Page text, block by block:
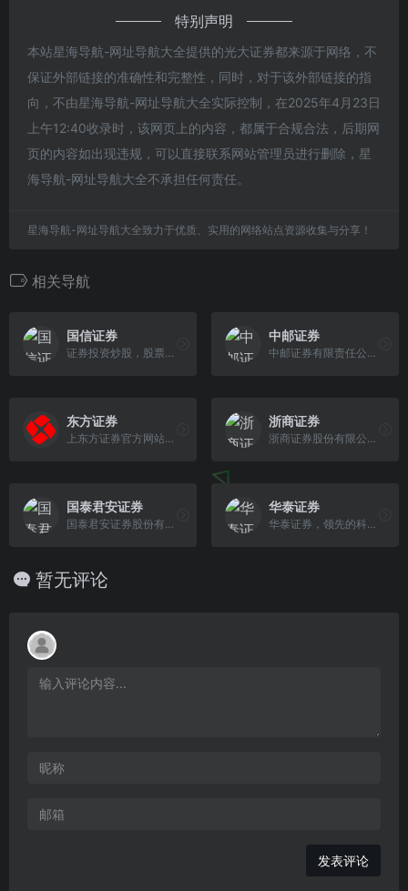
特别声明
本站星海导航-网址导航大全提供的光大证券都来源于网络，不
保证外部链接的准确性和完整性，同时，对于该外部链接的指
向，不由星海导航-网址导航大全实际控制，在2025年4月23日
上午12:40收录时，该网页上的内容，都属于合规合法，后期网
页的内容如出现违规，可以直接联系网站管理员进行删除，星
海导航-网址导航大全不承担任何责任。
星海导航-网址导航大全致力于优质、实用的网络站点资源收集与分享！
相关导航
国信证券
证券投资炒股，股票开户，就选国信证券！经过20多年的发展，国信证券已成长为全国性大型综合类证券公司：截至2021年末，注册资本96亿元；员工总数超过1.2万人；在全国118个城市和地区共设 有58家分公司、184家营业部。公司2021年实现净利润超过100亿元，客户群体超过1200万人；累计完成IPO项目排名行业第一
中邮证券
中邮证券有限责任公司于2002年9月经中国证券监督管理委员会批准设立，公司注册资本50.6亿元人民币。
东方证券
上东方证券官方网站，东方证券公司为投资者提供各种专业的投资管理服务。查看股票行情、证券股票软件下载、股票网上交易、手机网上开户等，请登录东方证券官 方网站。
浙商证券
浙商证券股份有限公司(ZHESHANG SECURITIES CO.,LTD.)是经中国证监会批准成立的综合性证券公司，成立于2002年5月9日，2006年8月更名为浙商证券。总部位于浙江省杭州市
国泰君安证券
国泰君安证券股份有限公司（简称&ldquo;国泰君安&rdquo;或&ldquo;公司&rdquo;），是国内历史最悠久、牌照最齐全、规模最大的综合类券商之一，由均创设于1992 年的原国泰证券和原君安证券通过新设合并、增资扩股，于1999年8月18日组建成立。公司于2015年6月A股（601211.SH）上市，2017年4月H股（2611.HK）上市，实现了A+H国际化资本架构。
华泰证券
华泰证券，领先的科技驱动型证券集团，是一家在上海、香港、伦敦三地上市的中国金融机构，以金融科技引领业务创新，为投资者提供专业、多元的金融服务，包括 财富管理、机构服务、投资管理和国际业务。
暂无评论
发表评论